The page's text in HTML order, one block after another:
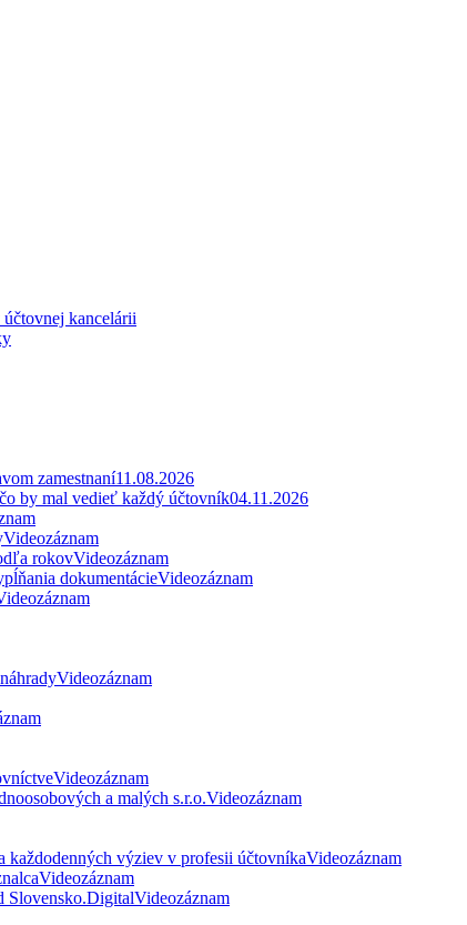
kancelárii
zamestnaní11.08.2026
by mal vedieť každý účtovník04.11.2026
Videozáznam
rokovVideozáznam
dokumentácieVideozáznam
Videozáznam
Videozáznam
a malých s.r.o.Videozáznam
výziev v profesii účtovníkaVideozáznam
Videozáznam
Slovensko.DigitalVideozáznam